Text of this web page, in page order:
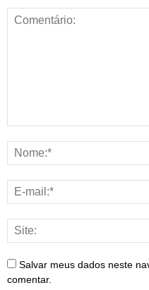
Salvar meus dados neste
comentar.